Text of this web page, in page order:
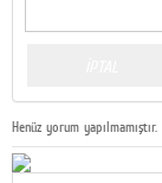
Henüz yorum yapılmamıştır.